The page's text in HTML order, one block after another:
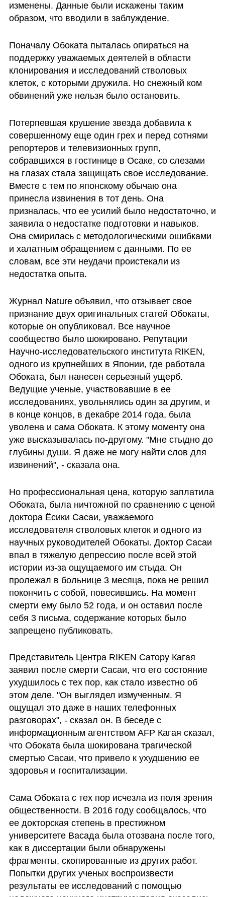
изменены. Данные были искажены таким
образом, что вводили в заблуждение.
Поначалу Обоката пыталась опираться на
поддержку уважаемых деятелей в области
клонирования и исследований стволовых
клеток, с которыми дружила. Но снежный ком
обвинений уже нельзя было остановить.
Потерпевшая крушение звезда добавила к
совершенному еще один грех и перед сотнями
репортеров и телевизионных групп,
собравшихся в гостинице в Осаке, со слезами
на глазах стала защищать свое исследование.
Вместе с тем по японскому обычаю она
принесла извинения в тот день. Она
призналась, что ее усилий было недостаточно, и
заявила о недостатке подготовки и навыков.
Она смирилась с методологическими ошибками
и халатным обращением с данными. По ее
словам, все эти неудачи проистекали из
недостатка опыта.
Журнал Nature объявил, что отзывает свое
признание двух оригинальных статей Обокаты,
которые он опубликовал. Все научное
сообщество было шокировано. Репутации
Научно-исследовательского института RIKEN,
одного из крупнейших в Японии, где работала
Обоката, был нанесен серьезный ущерб.
Ведущие ученые, участвовавшие в ее
исследованиях, увольнялись один за другим, и
в конце концов, в декабре 2014 года, была
уволена и сама Обоката. К этому моменту она
уже высказывалась по-другому. "Мне стыдно до
глубины души. Я даже не могу найти слов для
извинений", - сказала она.
Но профессиональная цена, которую заплатила
Обоката, была ничтожной по сравнению с ценой
доктора Ёсики Сасаи, уважаемого
исследователя стволовых клеток и одного из
научных руководителей Обокаты. Доктор Сасаи
впал в тяжелую депрессию после всей этой
истории из-за ощущаемого им стыда. Он
пролежал в больнице 3 месяца, пока не решил
покончить с собой, повесившись. На момент
смерти ему было 52 года, и он оставил после
себя 3 письма, содержание которых было
запрещено публиковать.
Представитель Центра RIKEN Сатору Кагая
заявил после смерти Сасаи, что его состояние
ухудшилось с тех пор, как стало известно об
этом деле. "Он выглядел измученным. Я
ощущал это даже в наших телефонных
разговорах", - сказал он. В беседе с
информационным агентством AFP Кагая сказал,
что Обоката была шокирована трагической
смертью Сасаи, что привело к ухудшению ее
здоровья и госпитализации.
Сама Обоката с тех пор исчезла из поля зрения
общественности. В 2016 году сообщалось, что
ее докторская степень в престижном
университете Васада была отозвана после того,
как в диссертации были обнаружены
фрагменты, скопированные из других работ.
Попытки других ученых воспроизвести
результаты ее исследований с помощью